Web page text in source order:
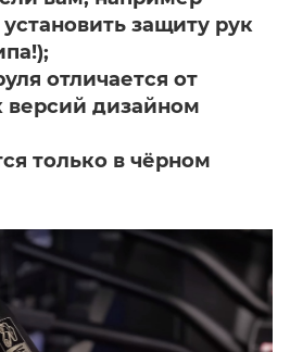
защиту рук
отличается от
версий дизайном
только в чёрном